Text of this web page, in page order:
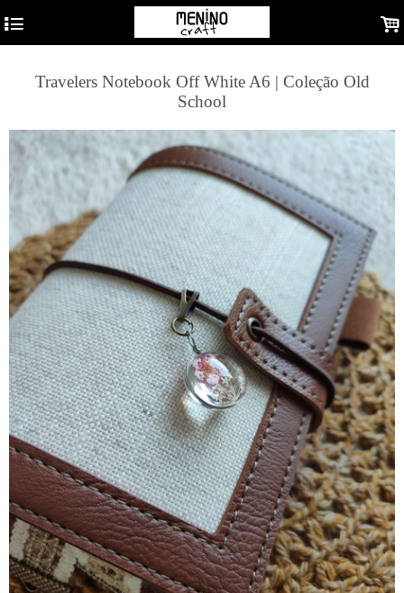
4 .
Travelers Notebook Off White A6 | Coleção Old
School